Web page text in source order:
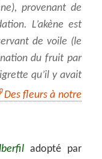
provenant de
L’akène est
de voile (le
du fruit par
qu’il y avait
Des fleurs à notre
adopté par